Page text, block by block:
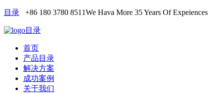
目录 +86 180 3780 8511We Hava More 35 Years Of Expeiences
目录
首页
产品目录
解决方案
成功案例
关于我们